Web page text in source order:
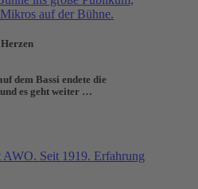
dem Bassi endete die
es geht weiter …